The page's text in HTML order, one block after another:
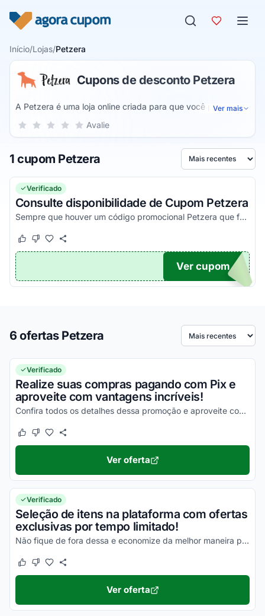
Início/Lojas/Petzera
Cupons de desconto Petzera
A Petzera é uma loja online criada para que você possa
encontrar tudo o que seu pet precisa. Assim, você pode
Ver mais
Sua nota para Petzera, de 1 a 5 estrelas
5 estrelas
4 estrelas
3 estrelas
2 estrelas
1 estrela Avalie
1 cupom Petzera Ordenar por
Verificado
Consulte disponibilidade de Cupom Petzera
Sempre que houver um código promocional Petzera que funciona, na primeira compra ou não, ele estará aqui. Confira!
Este cupom funcionou
Este cupom não funcionou
TICO
Ver cupom
6 ofertas Petzera Ordenar por
Verificado
Realize suas compras pagando com Pix e
aproveite com vantagens incríveis!
Confira todos os detalhes dessa promoção e aproveite com as melhores vantagens!
Este cupom funcionou
Este cupom não funcionou
Ver oferta
Verificado
Seleção de itens na plataforma com ofertas
exclusivas por tempo limitado!
Não fique de fora dessa e economize da melhor maneira possível!
Este cupom funcionou
Este cupom não funcionou
Ver oferta